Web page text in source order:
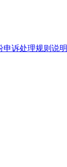
申诉处理规则说明